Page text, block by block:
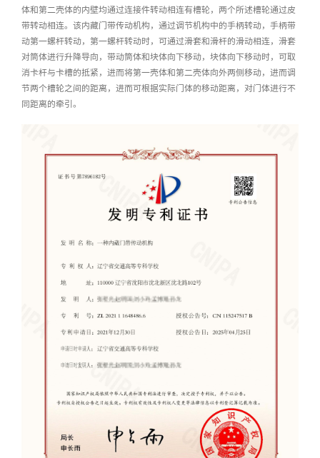
体和第二壳体的内壁均通过连接件转动相连有槽轮，两个所述槽轮通过皮
带转动相连。该内藏门带传动机构，通过调节机构中的手柄转动，手柄带
动第一螺杆转动，第一螺杆转动时，可通过滑套和滑杆的滑动相连，滑套
对筒体进行升降导向，带动筒体和块体向下移动，块体向下移动时，可取
消卡杆与卡槽的抵紧，进而将第一壳体和第二壳体向外两侧移动，进而调
节两个槽轮之间的距离，进而可根据实际门体的移动距离，对门体进行不
同距离的牵引。